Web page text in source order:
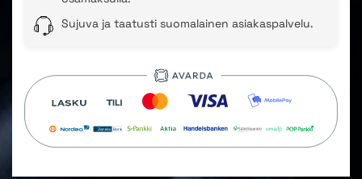
Sujuva ja taatusti suomalainen asiakaspalvelu.